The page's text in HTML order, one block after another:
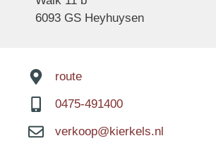
6093 GS Heyhuysen
route
0475-491400
verkoop@kierkels.nl